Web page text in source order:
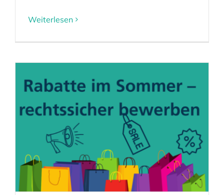
Weiterlesen